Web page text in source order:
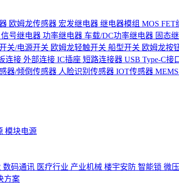
欧姆龙传感器 宏发继电器 继电器模组 MOS FET
信号继电器 功率继电器 车载/DC功率继电器 固态
关/电源开关 欧姆龙轻触开关 船型开关 欧姆龙按
连接 外部连接 IC插座 短路连接器 USB Type-C接
器/倾倒传感器 人脸识别传感器 IOT传感器
模块电源
数码通讯 医疗行业 产业机械 楼宇安防 智能锁 微
方案